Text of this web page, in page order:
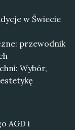
w Świecie
przewodnik
Wybór,
AGD i